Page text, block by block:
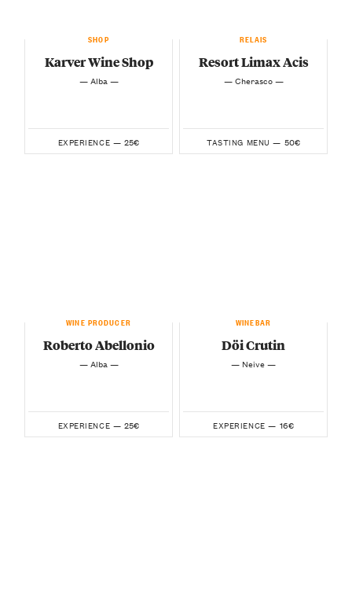
SHOP
Karver Wine Shop
— Alba —
EXPERIENCE — 25€
RELAIS
Resort Limax Acis
— Cherasco —
TASTING MENU — 50€
WINE PRODUCER
Roberto Abellonio
— Alba —
EXPERIENCE — 25€
WINEBAR
Döi Crutin
— Neive —
EXPERIENCE — 16€